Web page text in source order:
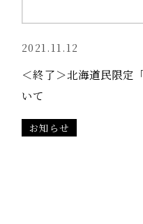
2021.11.12
＜終了＞北海道民限定
いて
お知らせ